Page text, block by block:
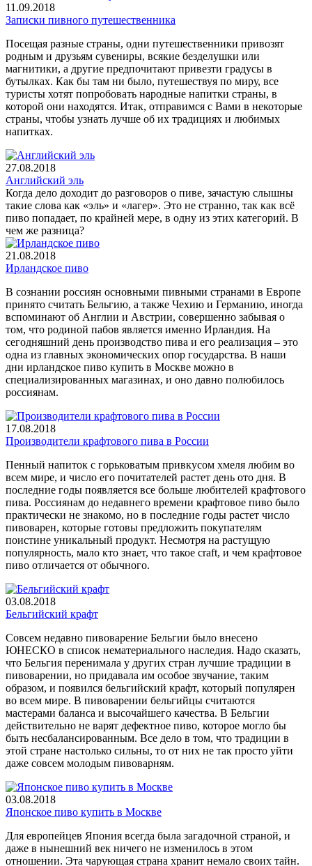
11.09.2018
Записки пивного путешественника
Посещая разные страны, одни путешественники привозят
родным и друзьям сувениры, всякие безделушки или
магнитики, а другие предпочитают привезти градусы в
бутылках. Как бы там ни было, путешествуя по миру, все
туристы хотят попробовать народные напитки страны, в
которой они находятся. Итак, отправимся с Вами в некоторые
страны, чтобы узнать лучше об их традициях и любимых
напитках.
27.08.2018
Английский эль
Когда дело доходит до разговоров о пиве, зачастую слышны
такие слова как «эль» и «лагер». Это не странно, так как всё
пиво попадает, по крайней мере, в одну из этих категорий. В
чем же разница?
21.08.2018
Ирландское пиво
В сознании россиян основными пивными странами в Европе
принято считать Бельгию, а также Чехию и Германию, иногда
вспоминают об Англии и Австрии, совершенно забывая о
том, что родиной пабов является именно Ирландия. На
сегодняшний день производство пива и его реализация – это
одна из главных экономических опор государства. В наши
дни ирландское пиво купить в Москве можно в
специализированных магазинах, и оно давно полюбилось
россиянам.
17.08.2018
Производители крафтового пива в России
Пенный напиток с горьковатым привкусом хмеля любим во
всем мире, и число его почитателей растет день ото дня. В
последние годы появляется все больше любителей крафтового
пива. Россиянам до недавнего времени крафтовое пиво было
практически не знакомо, но в последние годы растет число
пивоварен, которые готовы предложить покупателям
поистине уникальный продукт. Несмотря на растущую
популярность, мало кто знает, что такое craft, и чем крафтовое
пиво отличается от обычного.
03.08.2018
Бельгийский крафт
Совсем недавно пивоварение Бельгии было внесено
ЮНЕСКО в список нематериального наследия. Надо сказать,
что Бельгия перенимала у других стран лучшие традиции в
пивоварении, но придавала им особое звучание, таким
образом, и появился бельгийский крафт, который популярен
во всем мире. В пивоварении бельгийцы считаются
мастерами баланса и высочайшего качества. В Бельгии
действительно не варят дефектное пиво, которое могло бы
быть несбалансированным. Все дело в том, что традиции в
этой стране настолько сильны, то от них не так просто уйти
даже совсем молодым пивоварням.
03.08.2018
Японское пиво купить в Москве
Для европейцев Япония всегда была загадочной страной, и
даже в нынешний век ничего не изменилось в этом
отношении. Эта чарующая страна хранит немало своих тайн.